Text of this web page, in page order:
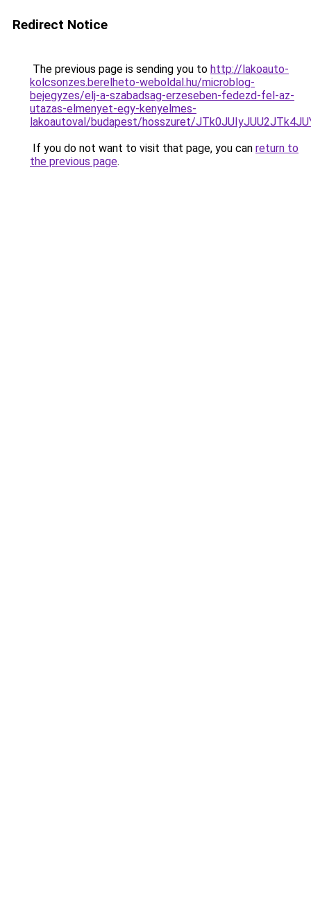
Redirect Notice
The previous page is sending you to http://lakoauto-
kolcsonzes.berelheto-weboldal.hu/microblog-
bejegyzes/elj-a-szabadsag-erzeseben-fedezd-fel-az-
utazas-elmenyet-egy-kenyelmes-
lakoautoval/budapest/hosszuret/
If you do not want to visit that page, you can return to
the previous page.